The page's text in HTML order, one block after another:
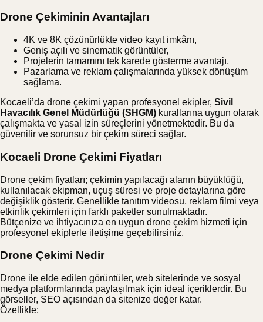
Drone Çekiminin Avantajları
4K ve 8K çözünürlükte video kayıt imkânı,
Geniş açılı ve sinematik görüntüler,
Projelerin tamamını tek karede gösterme avantajı,
Pazarlama ve reklam çalışmalarında yüksek dönüşüm
sağlama.
Kocaeli’da drone çekimi yapan profesyonel ekipler, Sivil
Havacılık Genel Müdürlüğü (SHGM) kurallarına uygun olarak
çalışmakta ve yasal izin süreçlerini yönetmektedir. Bu da
güvenilir ve sorunsuz bir çekim süreci sağlar.
Kocaeli Drone Çekimi Fiyatları
Drone çekim fiyatları; çekimin yapılacağı alanın büyüklüğü,
kullanılacak ekipman, uçuş süresi ve proje detaylarına göre
değişiklik gösterir. Genellikle tanıtım videosu, reklam filmi veya
etkinlik çekimleri için farklı paketler sunulmaktadır.
Bütçenize ve ihtiyacınıza en uygun drone çekim hizmeti için
profesyonel ekiplerle iletişime geçebilirsiniz.
Drone Çekimi Nedir
Drone ile elde edilen görüntüler, web sitelerinde ve sosyal
medya platformlarında paylaşılmak için ideal içeriklerdir. Bu
görseller, SEO açısından da sitenize değer katar.
Özellikle: